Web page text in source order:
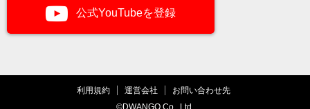
公式YouTubeを登録
利用規約 運営会社
お問い合わせ先
©DWANGO Co., Ltd.